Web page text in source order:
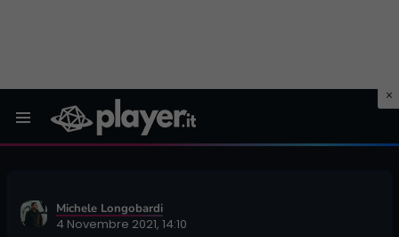
Michele Longobardi
4 Novembre 2021, 14:10